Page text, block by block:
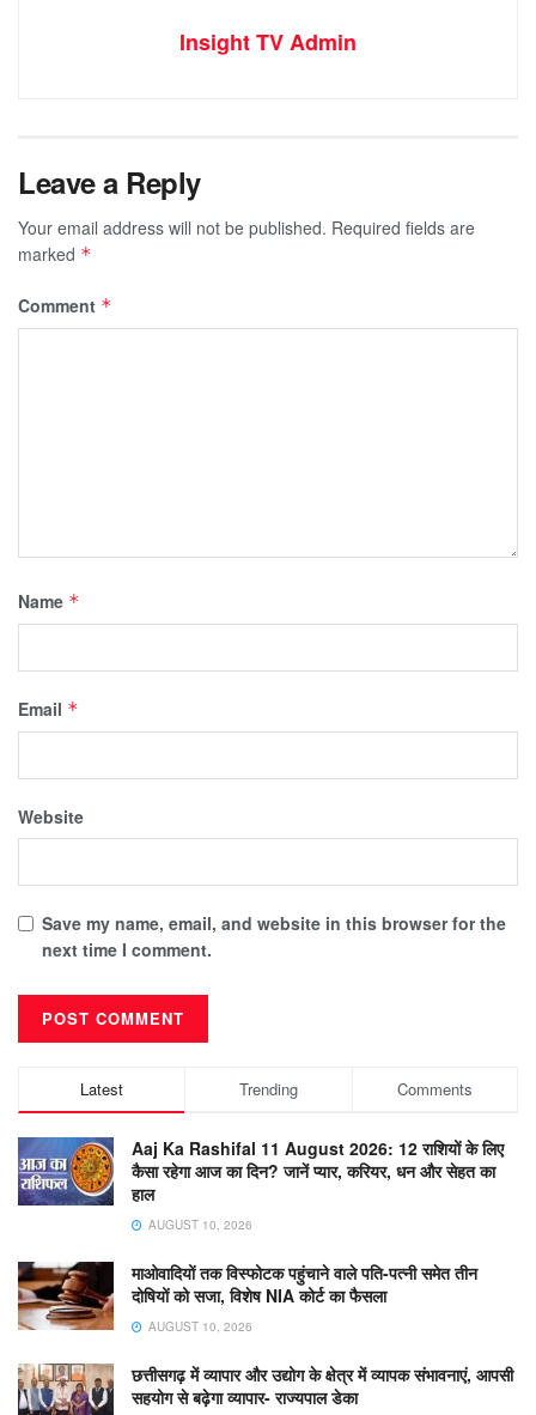
Insight TV Admin
Leave a Reply
Your email address will not be published. Required fields are
marked *
Comment *
Name *
Email *
Website
Save my name, email, and website in this browser for the
next time I comment.
Latest Trending Comments
Aaj Ka Rashifal 11 August 2026: 12 राशियों के लिए
कैसा रहेगा आज का दिन? जानें प्यार, करियर, धन और सेहत का
हाल
AUGUST 10, 2026
माओवादियों तक विस्फोटक पहुंचाने वाले पति-पत्नी समेत तीन
दोषियों को सजा, विशेष NIA कोर्ट का फैसला
AUGUST 10, 2026
छत्तीसगढ़ में व्यापार और उद्योग के क्षेत्र में व्यापक संभावनाएं, आपसी
सहयोग से बढ़ेगा व्यापार- राज्यपाल डेका